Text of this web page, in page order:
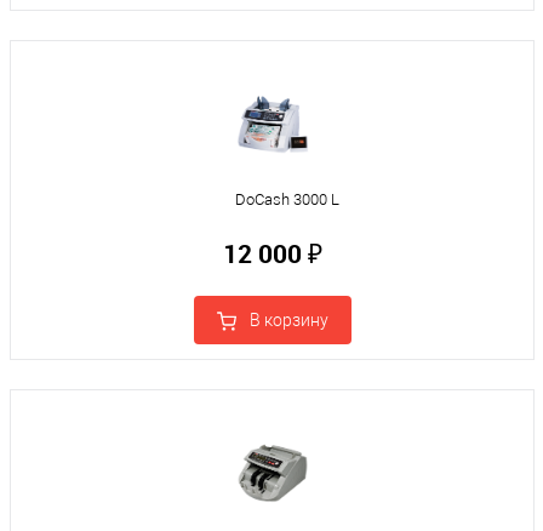
DoCash 3000 L
12 000 ₽
В корзину